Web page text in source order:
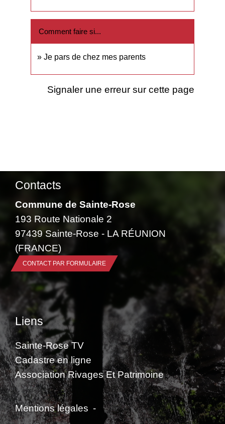
Comment faire si...
Je pars de chez mes parents
Signaler une erreur sur cette page
Contacts
Commune de Sainte-Rose
193 Route Nationale 2
97439 Sainte-Rose - LA RÉUNION
(FRANCE)
CONTACT PAR FORMULAIRE
Liens
Sainte-Rose TV
Cadastre en ligne
Association Rivages Et Patrimoine
Mentions légales -